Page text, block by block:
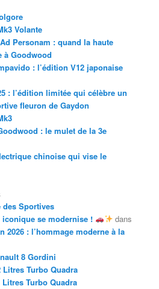
Volante
Personam : quand la haute
à Goodwood
: l’édition V12 japonaise
: l’édition limitée qui célèbre un
fleuron de Gaydon
: le mulet de la 3e
chinoise qui vise le
des Sportives
se modernise !
dans
2026 : l’hommage moderne à la
8 Gordini
Litres Turbo Quadra
Litres Turbo Quadra